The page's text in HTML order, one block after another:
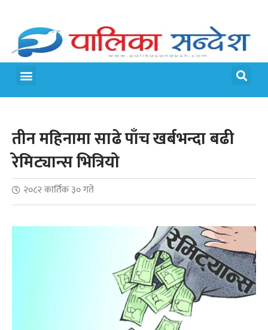
तीन महिनामा साढे पाँच खर्बभन्दा बढी
रेमिट्यान्स भित्रियो
२०८२ कार्तिक ३० गते